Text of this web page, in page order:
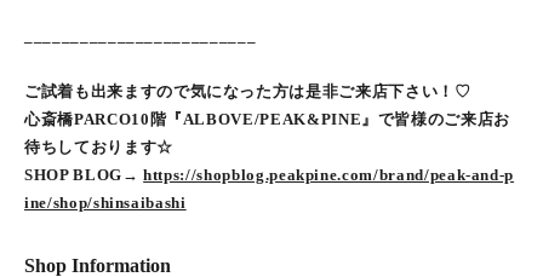
ご試着も出来ますので気になった方は是非ご来店下さい！♡
心斎橋PARCO10階『ALBOVE/PEAK&PINE』で皆様のご来店お
待ちしております☆
SHOP BLOG→https://shopblog.peakpine.com/brand/peak-and-p
ine/shop/shinsaibashi
Shop Information